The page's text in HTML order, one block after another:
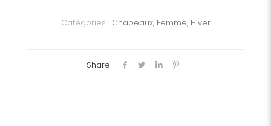
Catégories : Chapeaux, Femme, Hiver
Share